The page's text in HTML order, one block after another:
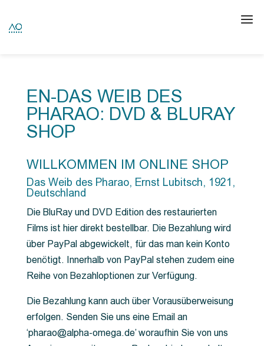
EN-DAS WEIB DES
PHARAO: DVD & BLURAY
SHOP
WILLKOMMEN IM ONLINE SHOP
Das Weib des Pharao, Ernst Lubitsch, 1921,
Deutschland
Die BluRay und DVD Edition des restaurierten
Films ist hier direkt bestellbar. Die Bezahlung wird
über PayPal abgewickelt, für das man kein Konto
benötigt. Innerhalb von PayPal stehen zudem eine
Reihe von Bezahloptionen zur Verfügung.
Die Bezahlung kann auch über Vorausüberweisung
erfolgen. Senden Sie uns eine Email an
‘pharao@alpha-omega.de’ woraufhin Sie von uns